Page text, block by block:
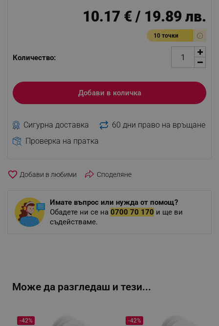
10.17 € / 19.89 лв.
10 точки
Количество:
Добави в количка
Сигурна доставка
60 дни право на връщане
Проверка на пратка
favorite_border Споделяне
Имате въпрос или нужда от помощ?
Обадете ни се на 0700 70 170 и ще ви
съдействаме.
Може да разгледаш и тези...
-42% -42%